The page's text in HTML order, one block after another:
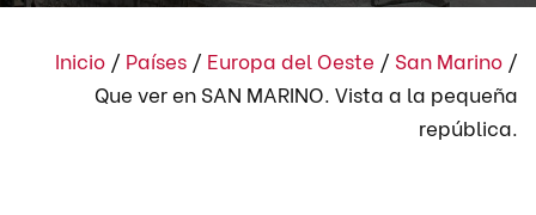
Inicio / Países / Europa del Oeste / San Marino /
Que ver en SAN MARINO. Vista a la pequeña
república.